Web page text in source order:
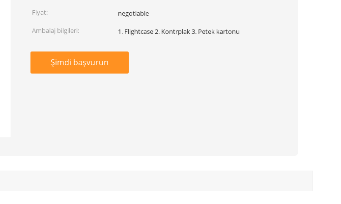
Fiyat:
negotiable
Ambalaj bilgileri:
1. Flightcase 2. Kontrplak 3. Petek kartonu
Şimdi başvurun